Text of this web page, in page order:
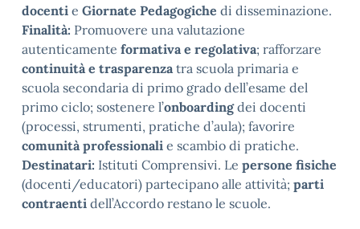
docenti e Giornate Pedagogiche di disseminazione.
Finalità: Promuovere una valutazione
autenticamente formativa e regolativa; rafforzare
continuità e trasparenzatra scuola primaria e
scuola secondaria di primo grado dell’esame del
primo ciclo; sostenere l’onboardingdei docenti
(processi, strumenti, pratiche d’aula); favorire
comunità professionali e scambio di pratiche.
Destinatari: Istituti Comprensivi. Le persone fisiche
(docenti/educatori) partecipano alle attività; parti
contraenti dell’Accordo restano le scuole.